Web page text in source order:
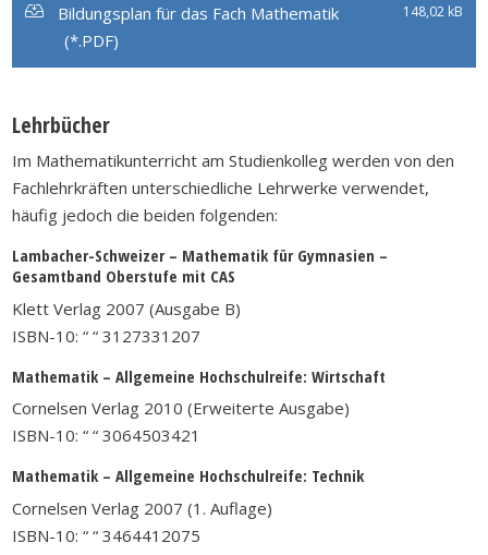
Bildungsplan für das Fach Mathematik 148,02 kB
Lehrbücher
Im Mathematikunterricht am Studienkolleg werden von den
Fachlehrkräften unterschiedliche Lehrwerke verwendet,
häufig jedoch die beiden folgenden:
Lambacher-Schweizer – Mathematik für Gymnasien –
Gesamtband Oberstufe mit CAS
Klett Verlag 2007 (Ausgabe B)
ISBN-10: “ “3127331207
Mathematik – Allgemeine Hochschulreife: Wirtschaft
Cornelsen Verlag 2010 (Erweiterte Ausgabe)
ISBN-10:““ 3064503421
Mathematik – Allgemeine Hochschulreife: Technik
Cornelsen Verlag 2007 (1. Auflage)
ISBN-10:““ 3464412075